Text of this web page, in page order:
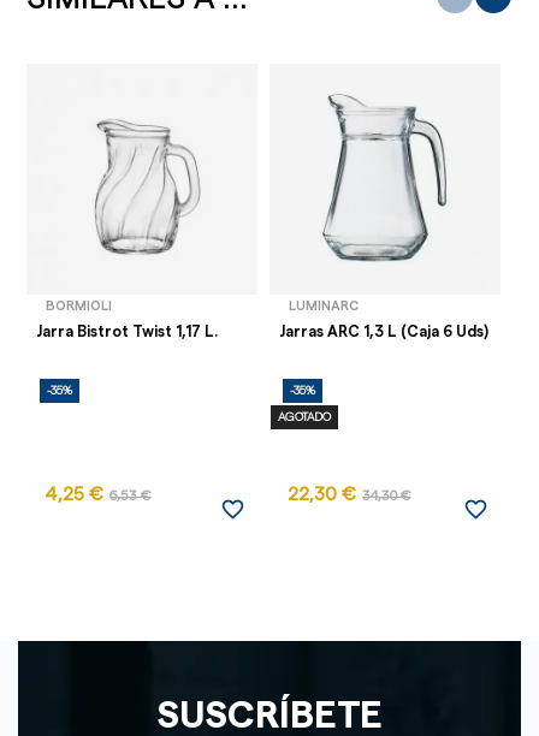
BORMIOLI
Jarra Bistrot Twist 1,17 L.
-35%
4,25 € 6,53 €
favorite_border
LUMINARC
Jarras ARC 1,3 L (Caja 6 Uds)
-35%
AGOTADO
22,30 € 34,30 €
favorite_border
SUSCRÍBETE